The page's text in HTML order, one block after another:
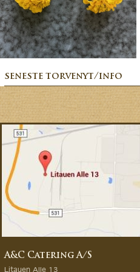
seneste torvenyt/info
» SOMMERHILSEN:
» BÆR-FEKT SOMMER!
» MERE MARKVÆRK MAGI:
» Sommerfesten er i gang:
» MAGIEN FRA MARKVÆRK:
» VORES EVENTYRLIGE VERDEN:
» FORÅRSFESTEN ER I GANG:
A&C Catering A/S
Litauen Alle 13